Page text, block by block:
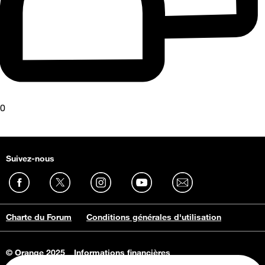
0
Suivez-nous
Charte du Forum Conditions générales d'utilisation
© Orange 2025 Informations financières